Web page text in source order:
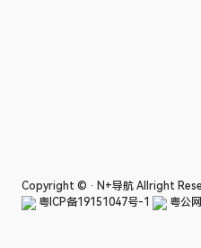
Copyright © · N+导航 Allright
粤ICP备19151047号-1
粤公